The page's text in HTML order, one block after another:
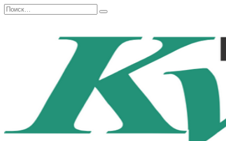
Перейти
к
Search
for: